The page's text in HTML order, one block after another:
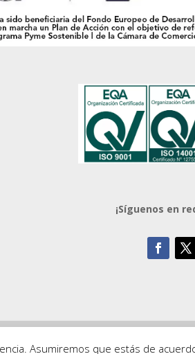
¡Síguenos en
Asumiremos que estás de